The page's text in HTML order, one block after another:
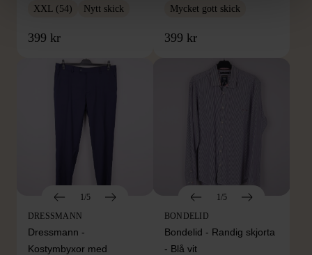
XXL (54) Nytt skick
399 kr
Mycket gott skick
399 kr
1/5
DRESSMANN
Dressmann -
Kostymbyxor med
1/5
BONDELID
Bondelid - Randig skjorta
- Blå vit